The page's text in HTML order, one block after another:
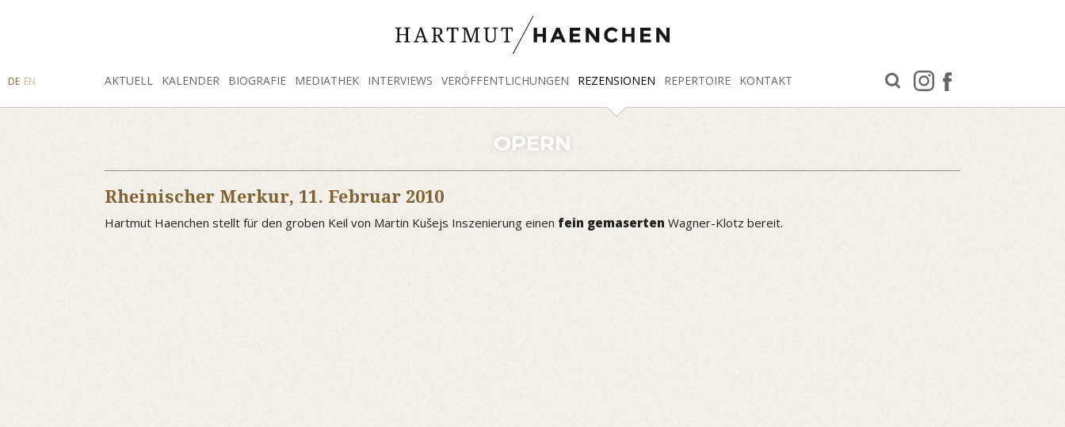
AKTUELL KALENDER BIOGRAFIE MEDIATHEK INTERVIEWS VERÖFFENTLICHUNGEN REZENSIONEN REPERTOIRE KONTAKT
FACEBOOK
INSTAGRAM
SUCHE
DE EN
OPERN
Rheinischer Merkur, 11. Februar 2010
Hartmut Haenchen stellt für den groben Keil von Martin Kušejs Inszenierung einen fein gemaserten Wagner-Klotz bereit.